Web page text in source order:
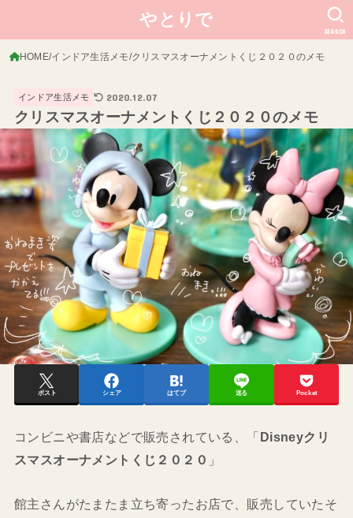
やとりで
SEARCH
HOME インドア生活メモ クリスマスオーナメントくじ２０２０のメモ
インドア生活メモ 2020.12.07
クリスマスオーナメントくじ２０２０のメモ
ポスト シェア はてブ 送る Pocket
コンビニや書店などで販売されている、「 Disneyクリ
スマスオーナメントくじ２０２０ 」
館主さんがたまたま立ち寄ったお店で、販売していたそ